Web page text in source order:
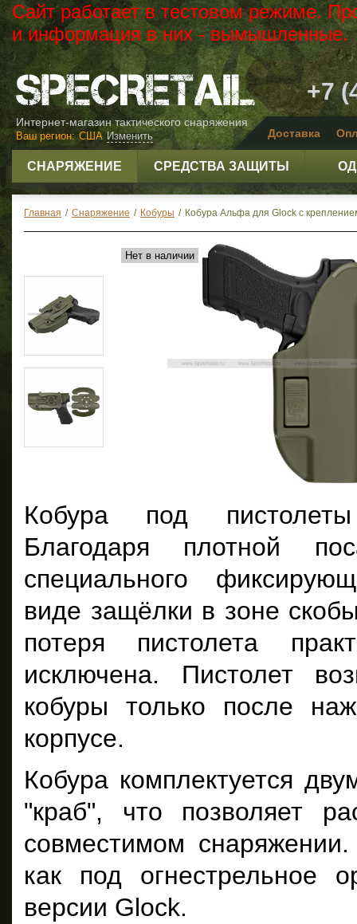
Сайт работает в тестовом режиме.
и информация в них - вымышленные.
Интернет-магазин тактического снаряжения
+7
Доставка
Изменить
Ваш регион: США
СНАРЯЖЕНИЕ СРЕДСТВА ЗАЩИТЫ
Главная / Снаряжение / Кобуры / Кобура Альфа для Glock с
Нет в наличии
Кобура под
Благодаря плотной
специального
виде защёлки в зоне
потеря пистолета
исключена. Пистолет
кобуры только после
корпусе.
Кобура комплектуется
"краб", что позволяет
совместимом
как под огнестрельное
версии Glock.